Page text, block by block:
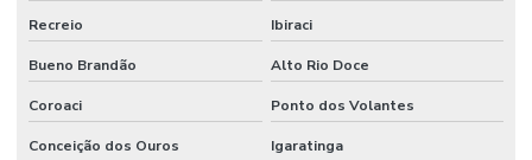
Recreio Ibiraci
Bueno Brandão Alto Rio Doce
Coroaci Ponto dos Volantes
Conceição dos Ouros Igaratinga